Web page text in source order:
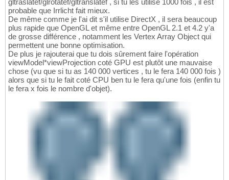
gltraslatef/glrotatef/gltranslatef , si tu les utilise 1000 fois , il est
probable que Irrlicht fait mieux.
De même comme je l'ai dit s'il utilise DirectX , il sera beaucoup
plus rapide que OpenGL et même entre OpenGL 2.1 et 4.2 y'a
de grosse différence , notamment les Vertex Array Object qui
permettent une bonne optimisation.
De plus je rajouterai que tu dois sûrement faire l'opération
viewModel*viewProjection coté GPU est plutôt une mauvaise
chose (vu que si tu as 140 000 vertices , tu le fera 140 000 fois )
alors que si tu le fait coté CPU ben tu le fera qu'une fois (enfin tu
le fera x fois le nombre d'objet).